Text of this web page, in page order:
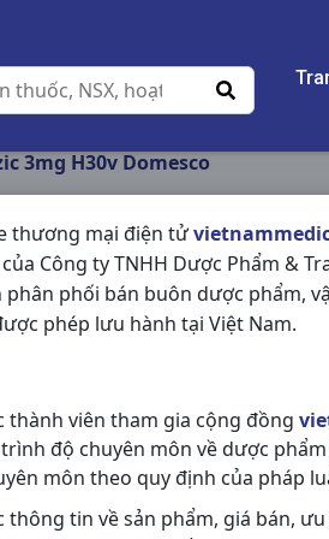
thương mại điện tử
Công ty TNHH Dược Phẩm &
phân phối bán buôn dược phẩm,
phép lưu hành tại Việt Nam.
thành viên tham gia cộng đồng
độ chuyên môn về dược
môn theo quy định của pháp
thông tin về sản phẩm, giá bán,
3mg H30v Domesco
NSX:Domesco
Chia sẻ qua